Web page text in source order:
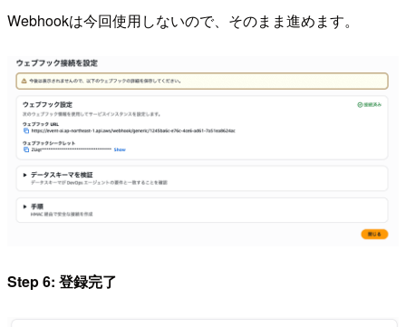
Webhookは今回使用しないので、そのまま進めます。
Step 6: 登録完了